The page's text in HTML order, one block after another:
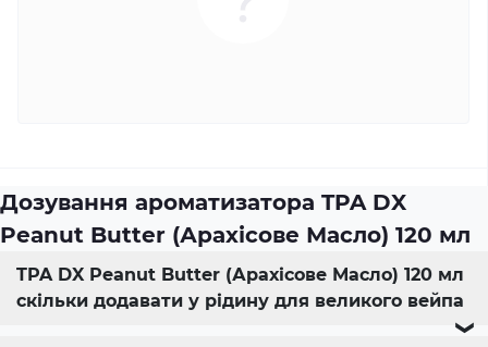
Дозування ароматизатора TPA DX
Peanut Butter (Арахісове Масло) 120 мл
TPA DX Peanut Butter (Арахісове Масло) 120 мл
скільки додавати у рідину для великого вейпа
❯